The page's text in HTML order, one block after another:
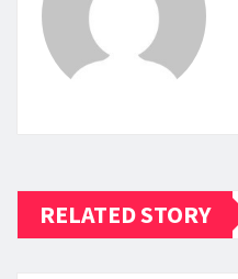
RELATED STORY